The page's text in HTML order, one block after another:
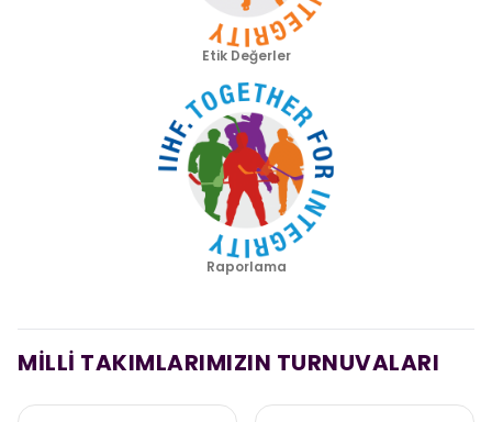
Etik Değerler
Raporlama
MİLLİ TAKIMLARIMIZIN TURNUVALARI